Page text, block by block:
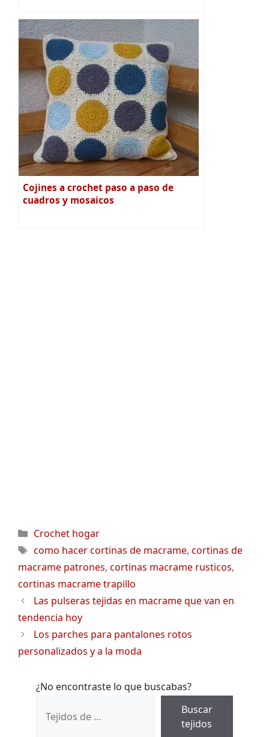
Cojines a crochet paso a paso de
cuadros y mosaicos
Categorías
Crochet hogar
Etiquetas
como hacer cortinas de macrame, cortinas de
macrame patrones, cortinas macrame rusticos,
cortinas macrame trapillo
Las pulseras tejidas en macrame que van en
tendencia hoy
Los parches para pantalones rotos
personalizados y a la moda
¿No encontraste lo que buscabas?
Buscar
tejidos